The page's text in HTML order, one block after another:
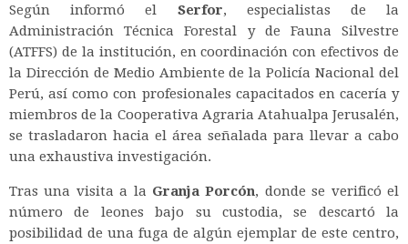
Según informó el Serfor, especialistas de la
Administración Técnica Forestal y de Fauna Silvestre
(ATFFS) de la institución, en coordinación con efectivos de
la Dirección de Medio Ambiente de la Policía Nacional del
Perú, así como con profesionales capacitados en cacería y
miembros de la Cooperativa Agraria Atahualpa Jerusalén,
se trasladaron hacia el área señalada para llevar a cabo
una exhaustiva investigación.
Tras una visita a la Granja Porcón, donde se verificó el
número de leones bajo su custodia, se descartó la
posibilidad de una fuga de algún ejemplar de este centro,